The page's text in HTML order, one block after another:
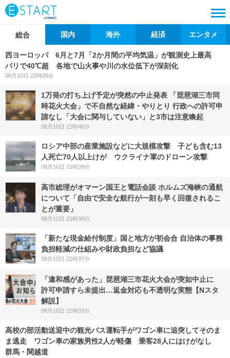
総合 国内 海外 経済 エンタメ
西ヨーロッパ 6月と7月「2か月間の平均気温」が観測史上最高
パリで40℃超 各地で山火事や川の水位低下が深刻化
08月10日 22時05分
1万発の打ち上げ予定が突然の中止発表 「琵琶湖三市同
時花火大会」で不自然な経緯・やりとり 行政への許可申
請なし「大会に関与していない」と3市は注意喚起
08月10日 21時46分
ロシア中部の産業施設などに大規模攻撃 子ども含む13
人死亡70人以上けが ウクライナ軍のドローン攻撃
08月10日 21時39分
高市総理がオマーン国王と電話会談 ホルムズ海峡の通航
について「自由で安全な航行が一刻も早く回復されるこ
とが重要」
08月10日 21時38分
「新たな現金給付制度」国と地方が初会合 自治体の事務
負担軽減の仕組みや財政負担など協議
08月10日 21時37分
「違和感があった」琵琶湖三市花火大会が突如中止に
許可申請すら未提出…返金対応も不透明な実態【Nスタ
解説】
08月10日 21時33分
高校の部活動送迎中の観光バス運転手がワゴン車に追突してそのま
ま逃走 ワゴン車の家族男性2人が軽傷 乗客28人にはけがなし
群馬・関越道